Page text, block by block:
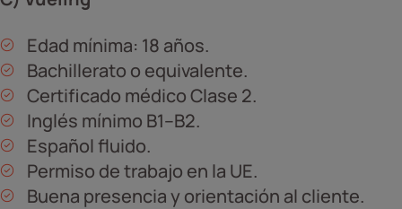
Edad mínima: 18 años.
Bachillerato o equivalente.
Certificado médico Clase 2.
Inglés mínimo B1–B2.
Español fluido.
Permiso de trabajo en la UE.
Buena presencia y orientación al cliente.